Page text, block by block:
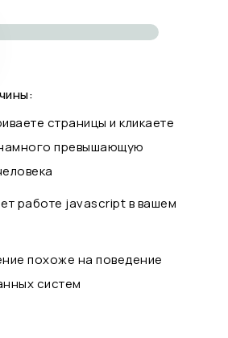
страницы и кликаете
превышающую
работе javascript в вашем
похоже на поведение
систем